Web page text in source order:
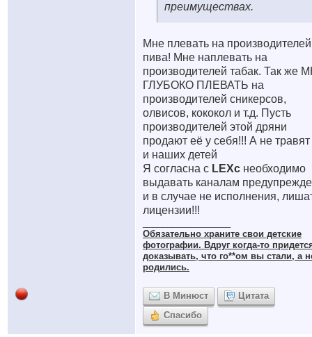
преимуществах.
Мне плевать на производителей
пива! Мне наплевать на
производителей табак. Так же
ГЛУБОКО ПЛЕВАТЬ на
производителей сникерсов,
олвисов, кококол и т.д. Пусть
производителей этой дряни
продают её у себя!!! А не травят
и наших детей
Я согласна с LEXc необходимо
выдавать каналам
и в случае не исполнения,
лицензии!!!
Обязательно храните cвои детские
фотографии. Вдруг когда-то
доказывать, что го**ом вы стали, а
родились.
В Минюст
Цитата
Спасибо